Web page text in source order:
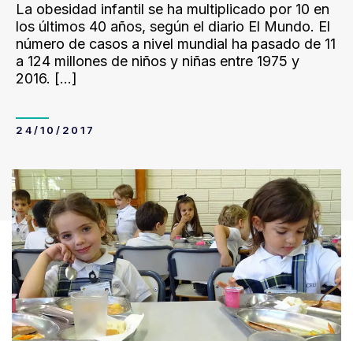
La obesidad infantil se ha multiplicado por 10 en
los últimos 40 años, según el diario El Mundo. El
número de casos a nivel mundial ha pasado de 11
a 124 millones de niños y niñas entre 1975 y
2016. […]
24/10/2017